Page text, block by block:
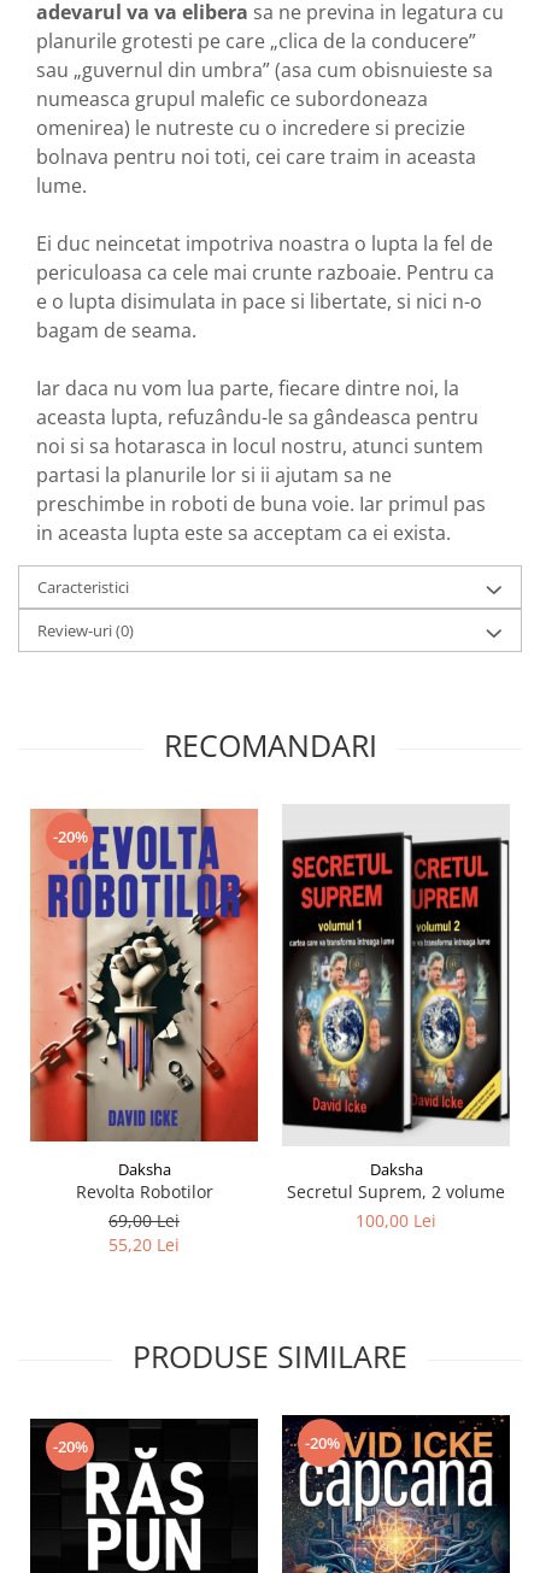
adevarul va va elibera sa ne previna in legatura cu
planurile grotesti pe care „clica de la conducere”
sau „guvernul din umbra” (asa cum obisnuieste sa
numeasca grupul malefic ce subordoneaza
omenirea) le nutreste cu o incredere si precizie
bolnava pentru noi toti, cei care traim in aceasta
lume.
Ei duc neincetat impotriva noastra o lupta la fel de
periculoasa ca cele mai crunte razboaie. Pentru ca
e o lupta disimulata in pace si libertate, si nici n-o
bagam de seama.
Iar daca nu vom lua parte, fiecare dintre noi, la
aceasta lupta, refuzându-le sa gândeasca pentru
noi si sa hotarasca in locul nostru, atunci suntem
partasi la planurile lor si ii ajutam sa ne
preschimbe in roboti de buna voie. Iar primul pas
in aceasta lupta este sa acceptam ca ei exista.
Caracteristici
Review-uri(0)
RECOMANDARI
-20%
Daksha
Revolta Robotilor
69,00 Lei
55,20 Lei
Daksha
Secretul Suprem, 2 volume
100,00 Lei
PRODUSE SIMILARE
-20% -20%